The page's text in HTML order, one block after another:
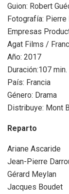
Guion: Robert
Fotografía: Pierre
Empresas
Agat Films /
Año: 2017
Duración:107 min.
País: Francia
Género: Drama
Distribuye: Mont
Reparto
Ariane Ascaride
Jean-Pierre
Gérard Meylan
Jacques Boudet